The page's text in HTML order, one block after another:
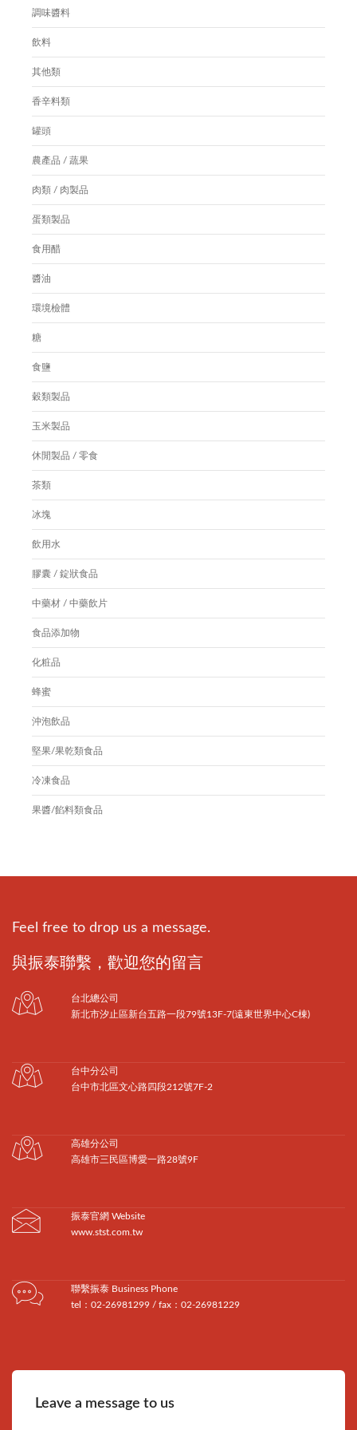
調味醬料
飲料
其他類
香辛料類
罐頭
農產品 / 蔬果
肉類 / 肉製品
蛋類製品
食用醋
醬油
環境檢體
糖
食鹽
穀類製品
玉米製品
休閒製品 / 零食
茶類
冰塊
飲用水
膠囊 / 錠狀食品
中藥材 / 中藥飲片
食品添加物
化粧品
蜂蜜
沖泡飲品
堅果/果乾類食品
冷凍食品
果醬/餡料類食品
Feel free to drop us a message.
與振泰聯繫，歡迎您的留言
台北總公司
新北市汐止區新台五路一段79號13F-7(遠東世界中心C棟)
台中分公司
台中市北區文心路四段212號7F-2
高雄分公司
高雄市三民區博愛一路28號9F
振泰官網 Website
www.stst.com.tw
聯繫振泰 Business Phone
tel：02-26981299 / fax：02-26981229
Leave a message to us